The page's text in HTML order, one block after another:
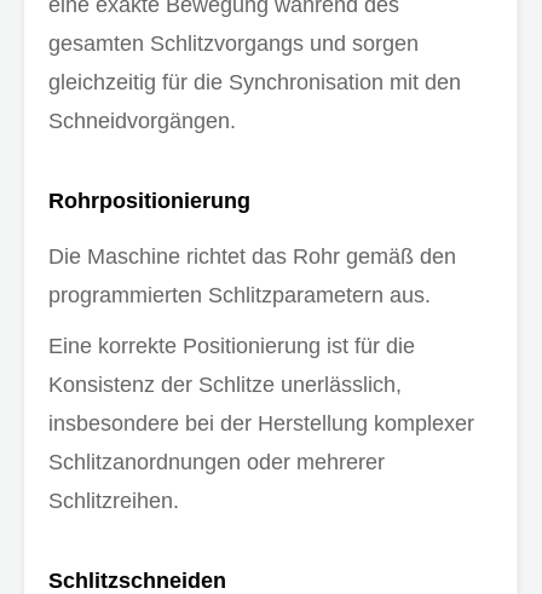
eine exakte Bewegung während des
gesamten Schlitzvorgangs und sorgen
gleichzeitig für die Synchronisation mit den
Schneidvorgängen.
Rohrpositionierung
Die Maschine richtet das Rohr gemäß den
programmierten Schlitzparametern aus.
Eine korrekte Positionierung ist für die
Konsistenz der Schlitze unerlässlich,
insbesondere bei der Herstellung komplexer
Schlitzanordnungen oder mehrerer
Schlitzreihen.
Schlitzschneiden